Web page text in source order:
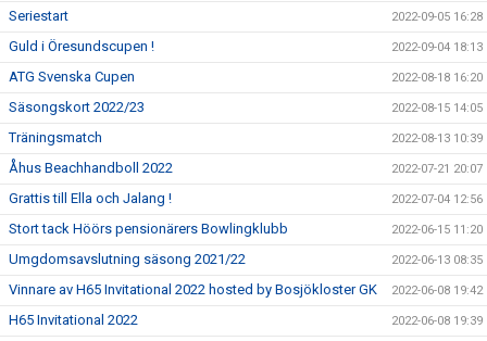
Seriestart 2022-09-05 16:28
Guld i Öresundscupen ! 2022-09-04 18:13
ATG Svenska Cupen 2022-08-18 16:20
Säsongskort 2022/23 2022-08-15 14:05
Träningsmatch 2022-08-13 10:39
Åhus Beachhandboll 2022 2022-07-21 20:07
Grattis till Ella och Jalang ! 2022-07-04 12:56
Stort tack Höörs pensionärers Bowlingklubb 2022-06-15 11:20
Umgdomsavslutning säsong 2021/22 2022-06-13 08:35
Vinnare av H65 Invitational 2022 hosted by Bosjökloster GK 2022-06-08 19:42
H65 Invitational 2022 2022-06-08 19:39